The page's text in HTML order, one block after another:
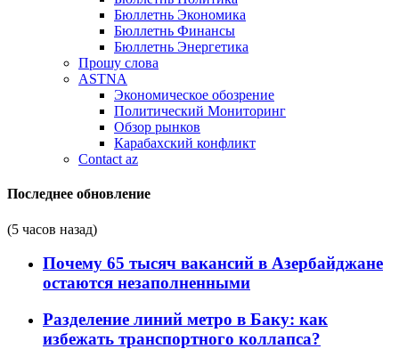
Бюллетнь Экономика
Бюллетнь Финансы
Бюллетнь Энергетика
Прошу слова
ASTNA
Экономическое обозрение
Политический Мониторинг
Обзор рынков
Карабахский конфликт
Contact az
Последнее обновление
(5 часов назад)
Почему 65 тысяч вакансий в Азербайджане
остаются незаполненными
Разделение линий метро в Баку: как
избежать транспортного коллапса?